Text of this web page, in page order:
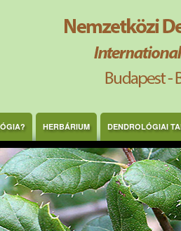
HERBÁRIUM DENDROLÓGIAI